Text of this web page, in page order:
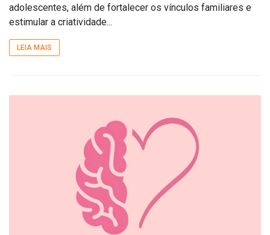
adolescentes, além de fortalecer os vínculos familiares e
estimular a criatividade...
LEIA MAIS